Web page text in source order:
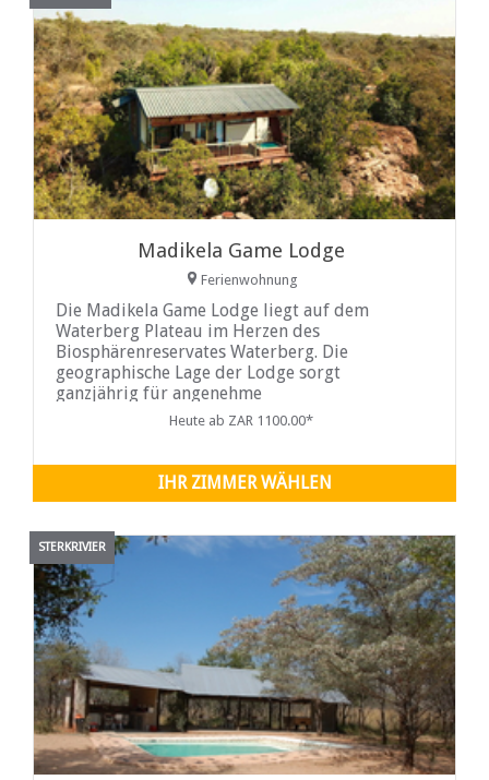
Madikela Game Lodge
Ferienwohnung
Die Madikela Game Lodge liegt auf dem
Waterberg Plateau im Herzen des
Biosphärenreservates Waterberg. Die
geographische Lage der Lodge sorgt
ganzjährig für angenehme
Wetterbedingungen, die Temperaturen liegen
Heute ab ZAR 1100.00*
IHR ZIMMER WÄHLEN
STERKRIVIER